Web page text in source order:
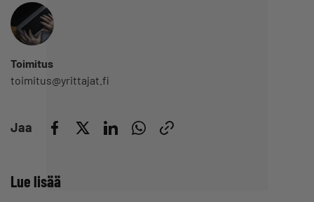
Toimitus
toimitus@yrittajat.fi
Jaa
Lue lisää